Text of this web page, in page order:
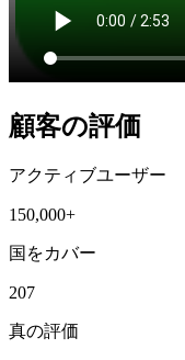
顧客の評価
アクティブユーザー
150,000+
国をカバー
207
真の評価